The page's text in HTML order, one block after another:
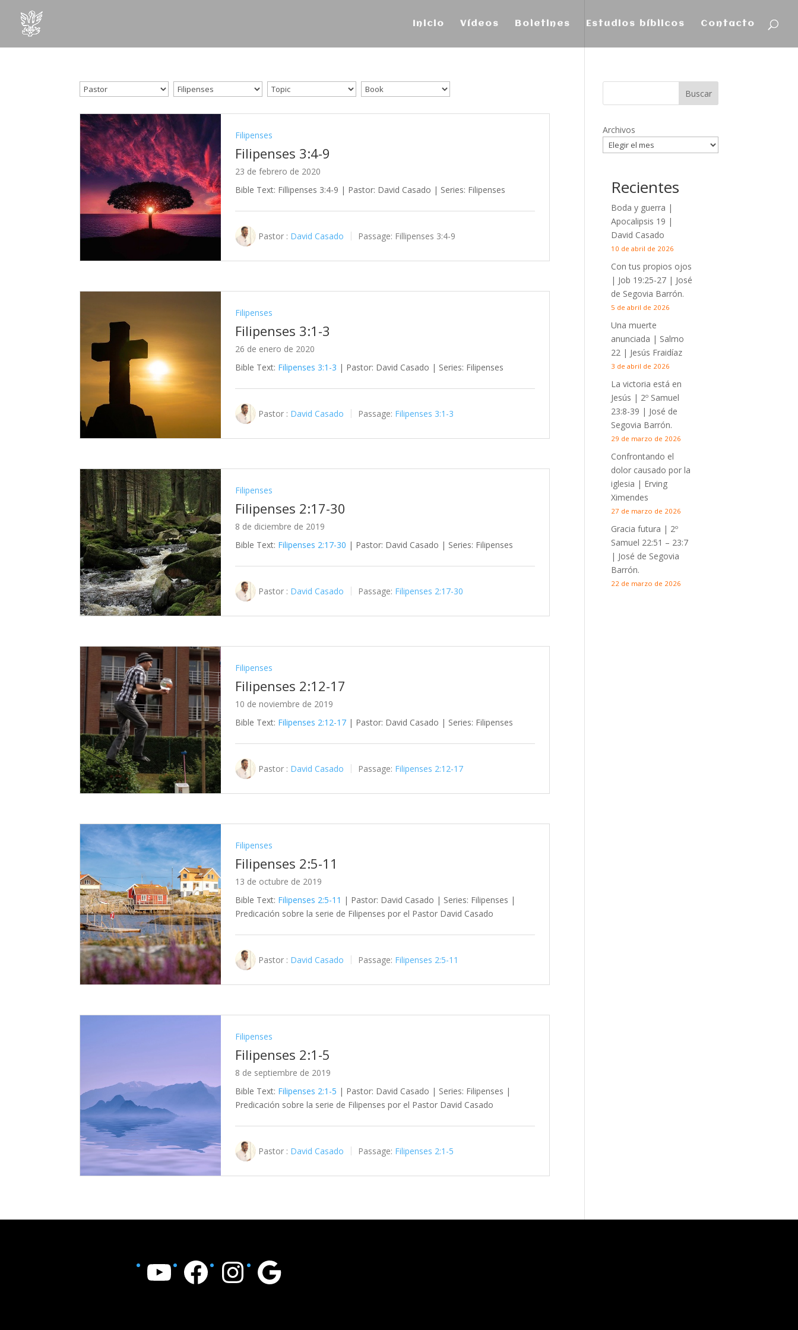
Inicio Vídeos Boletines Estudios bíblicos Contacto
Filipenses
Filipenses 3:4-9
23 de febrero de 2020
Bible Text: Fillipenses 3:4-9 | Pastor: David Casado | Series: Filipenses
Pastor : David Casado Passage: Fillipenses 3:4-9
Filipenses
Filipenses 3:1-3
26 de enero de 2020
Bible Text: Filipenses 3:1-3 | Pastor: David Casado | Series: Filipenses
Pastor : David Casado Passage: Filipenses 3:1-3
Filipenses
Filipenses 2:17-30
8 de diciembre de 2019
Bible Text: Filipenses 2:17-30 | Pastor: David Casado | Series: Filipenses
Pastor : David Casado Passage: Filipenses 2:17-30
Filipenses
Filipenses 2:12-17
10 de noviembre de 2019
Bible Text: Filipenses 2:12-17 | Pastor: David Casado | Series: Filipenses
Pastor : David Casado Passage: Filipenses 2:12-17
Filipenses
Filipenses 2:5-11
13 de octubre de 2019
Bible Text: Filipenses 2:5-11 | Pastor: David Casado | Series: Filipenses |
Predicación sobre la serie de Filipenses por el Pastor David Casado
Pastor : David Casado Passage: Filipenses 2:5-11
Filipenses
Filipenses 2:1-5
8 de septiembre de 2019
Bible Text: Filipenses 2:1-5 | Pastor: David Casado | Series: Filipenses |
Predicación sobre la serie de Filipenses por el Pastor David Casado
Pastor : David Casado Passage: Filipenses 2:1-5
Archivos
Recientes
Boda y guerra |
Apocalipsis 19 |
David Casado
10 de abril de 2026
Con tus propios ojos
| Job 19:25-27 | José
de Segovia Barrón.
5 de abril de 2026
Una muerte
anunciada | Salmo
22 | Jesús Fraidíaz
3 de abril de 2026
La victoria está en
Jesús | 2º Samuel
23:8-39 | José de
Segovia Barrón.
29 de marzo de 2026
Confrontando el
dolor causado por la
iglesia | Erving
Ximendes
27 de marzo de 2026
Gracia futura | 2º
Samuel 22:51 – 23:7
| José de Segovia
Barrón.
22 de marzo de 2026
YouTube Facebook Instagram Google